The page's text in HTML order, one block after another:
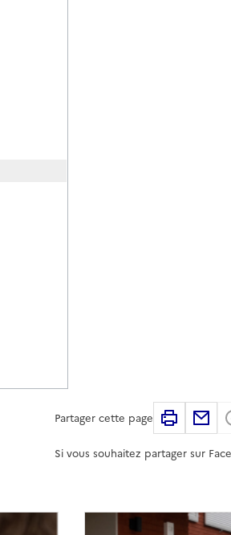
Partager cette page
Si vous souhaitez partager sur